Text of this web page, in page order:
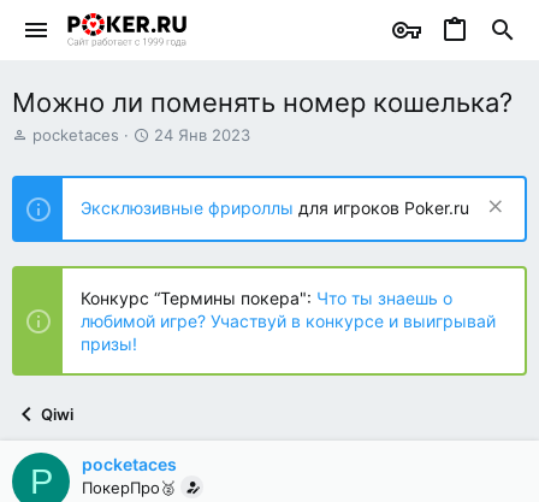
Можно ли поменять номер кошелька?
А
т
о
р
т
е
ы
pocketaces
Д
т
н
а
ч
а
24 Янв 2023
Эксклюзивные фрироллы для игроков Poker.ru
Конкурс “Термины покера": Что ты знаешь о
любимой игре? Участвуй в конкурсе и выигрывай
призы!
Qiwi
P pocketaces
ПокерПро🥈